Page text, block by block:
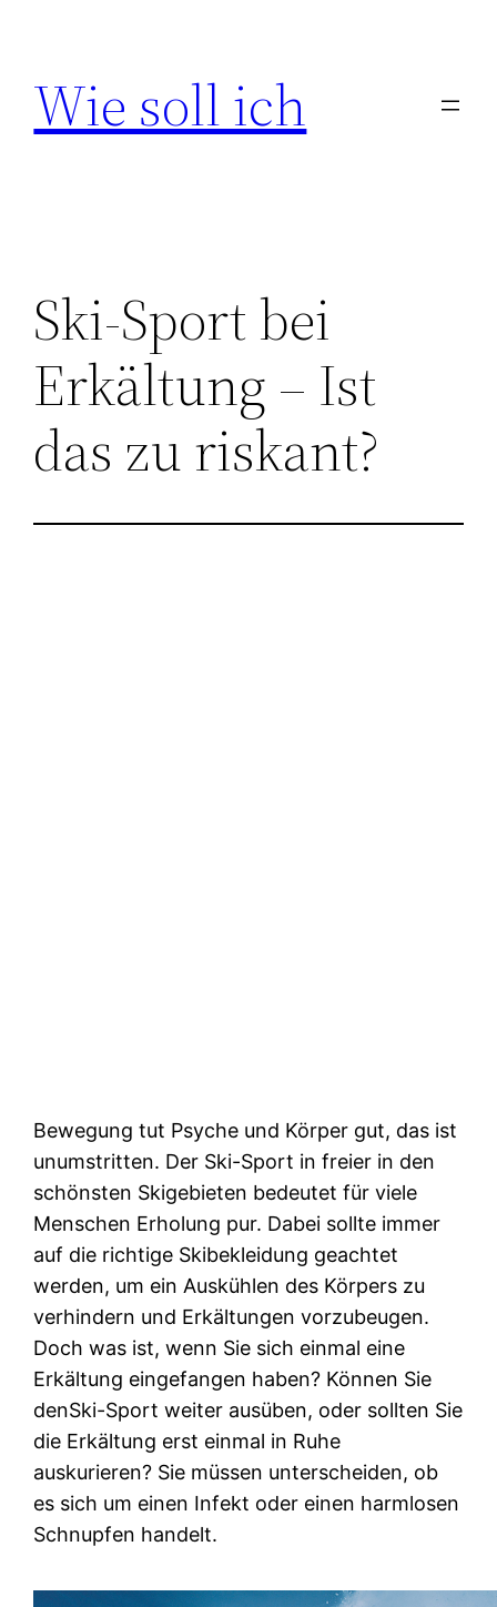
springen
Wie soll ich
Ski-Sport bei
Erkältung – Ist
das zu riskant?
Bewegung tut Psyche und Körper gut, das ist
unumstritten. Der Ski-Sport in freier in den
schönsten Skigebieten bedeutet für viele
Menschen Erholung pur. Dabei sollte immer
auf die richtige Skibekleidung geachtet
werden, um ein Auskühlen des Körpers zu
verhindern und Erkältungen vorzubeugen.
Doch was ist, wenn Sie sich einmal eine
Erkältung eingefangen haben? Können Sie
denSki-Sport weiter ausüben, oder sollten Sie
die Erkältung erst einmal in Ruhe
auskurieren? Sie müssen unterscheiden, ob
es sich um einen Infekt oder einen harmlosen
Schnupfen handelt.